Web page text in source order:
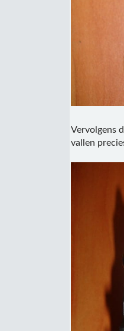
Vervolgens
vallen